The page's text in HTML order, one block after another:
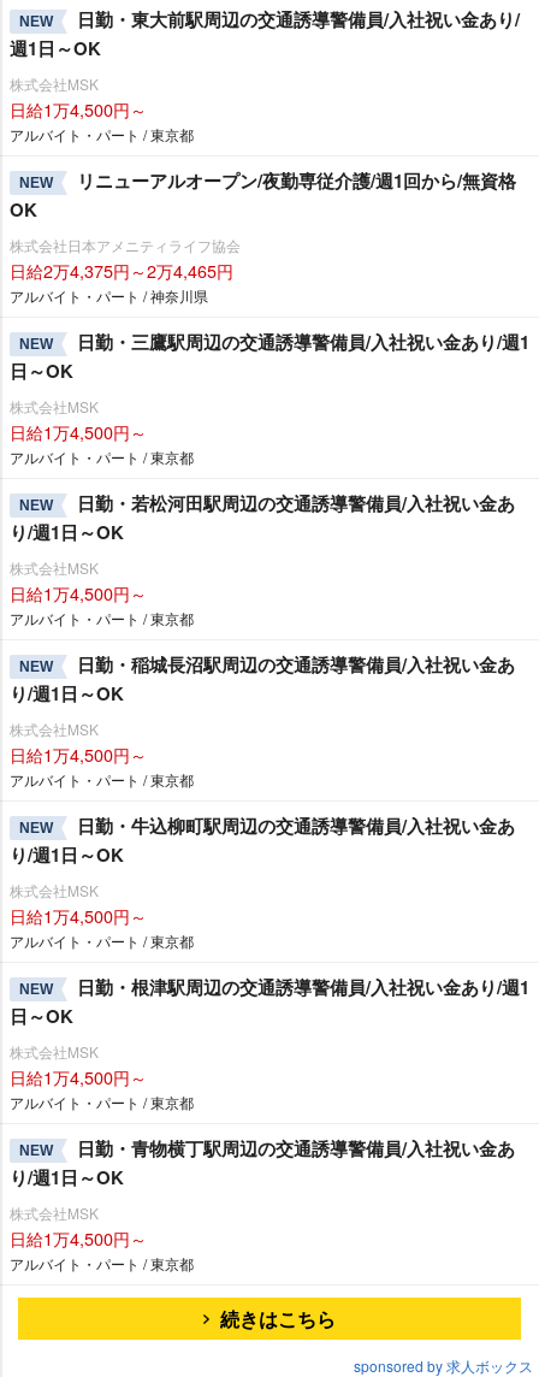
NEW
日勤・東大前駅周辺の交通誘導警備員/入社祝い金あり/
週1日～OK
株式会社MSK
日給1万4,500円～
アルバイト・パート / 東京都
NEW
リニューアルオープン/夜勤専従介護/週1回から/無資格
OK
株式会社日本アメニティライフ協会
日給2万4,375円～2万4,465円
アルバイト・パート / 神奈川県
NEW
日勤・三鷹駅周辺の交通誘導警備員/入社祝い金あり/週1
日～OK
株式会社MSK
日給1万4,500円～
アルバイト・パート / 東京都
NEW
日勤・若松河田駅周辺の交通誘導警備員/入社祝い金あ
り/週1日～OK
株式会社MSK
日給1万4,500円～
アルバイト・パート / 東京都
NEW
日勤・稲城長沼駅周辺の交通誘導警備員/入社祝い金あ
り/週1日～OK
株式会社MSK
日給1万4,500円～
アルバイト・パート / 東京都
NEW
日勤・牛込柳町駅周辺の交通誘導警備員/入社祝い金あ
り/週1日～OK
株式会社MSK
日給1万4,500円～
アルバイト・パート / 東京都
NEW
日勤・根津駅周辺の交通誘導警備員/入社祝い金あり/週1
日～OK
株式会社MSK
日給1万4,500円～
アルバイト・パート / 東京都
NEW
日勤・青物横丁駅周辺の交通誘導警備員/入社祝い金あ
り/週1日～OK
株式会社MSK
日給1万4,500円～
アルバイト・パート / 東京都
続きはこちら
sponsored by 求人ボックス